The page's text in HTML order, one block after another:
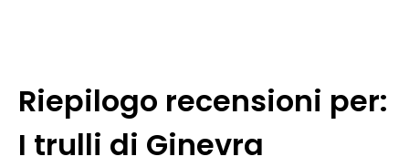
Riepilogo recensioni per:
I trulli di Ginevra